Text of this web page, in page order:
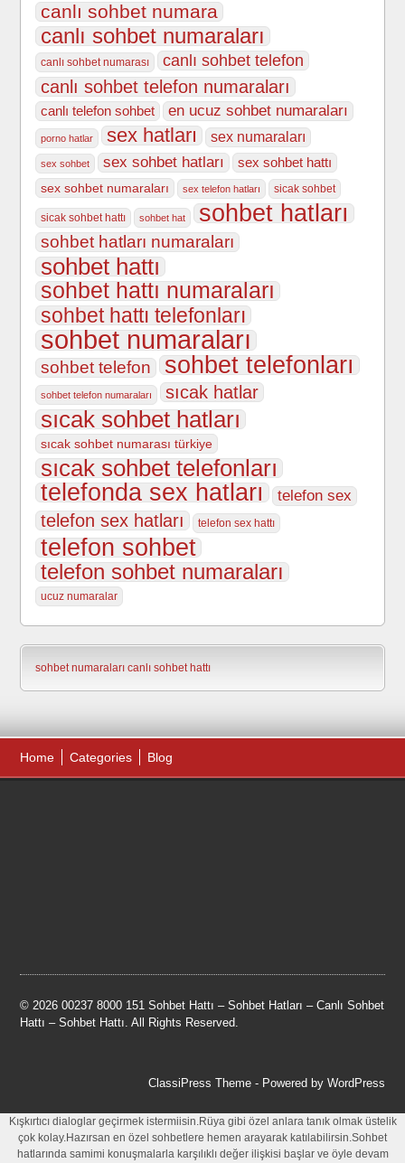
canlı sohbet numara
canlı sohbet numaraları
canlı sohbet numarası canlı sohbet telefon
canlı sohbet telefon numaraları
canlı telefon sohbet en ucuz sohbet numaraları
porno hatlar sex hatları sex numaraları
sex sohbet sex sohbet hatları
sex sohbet hattı
sex sohbet numaraları
sex telefon hatları sicak sohbet
sicak sohbet hattı sohbet hat sohbet hatları
sohbet hatları numaraları
sohbet hattı
sohbet hattı numaraları
sohbet hattı telefonları
sohbet numaraları
sohbet telefon sohbet telefonları
sohbet telefon numaraları sıcak hatlar
sıcak sohbet hatları
sıcak sohbet numarası türkiye
sıcak sohbet telefonları
telefonda sex hatları telefon sex
telefon sex hatları telefon sex hattı
telefon sohbet
telefon sohbet numaraları
ucuz numaralar
sohbet numaraları canlı sohbet hattı
Home Categories Blog
© 2026 00237 8000 151 Sohbet Hattı – Sohbet Hatları – Canlı Sohbet
Hattı – Sohbet Hattı. All Rights Reserved.
ClassiPress Theme- Powered by WordPress
Kışkırtıcı dialoglar geçirmek istermiisin.Rüya gibi özel anlara tanık olmak üstelik
çok kolay.Hazırsan en özel sohbetlere hemen arayarak katılabilirsin.Sohbet
hatlarında samimi konuşmalarla karşılıklı değer ilişkisi başlar ve öyle devam